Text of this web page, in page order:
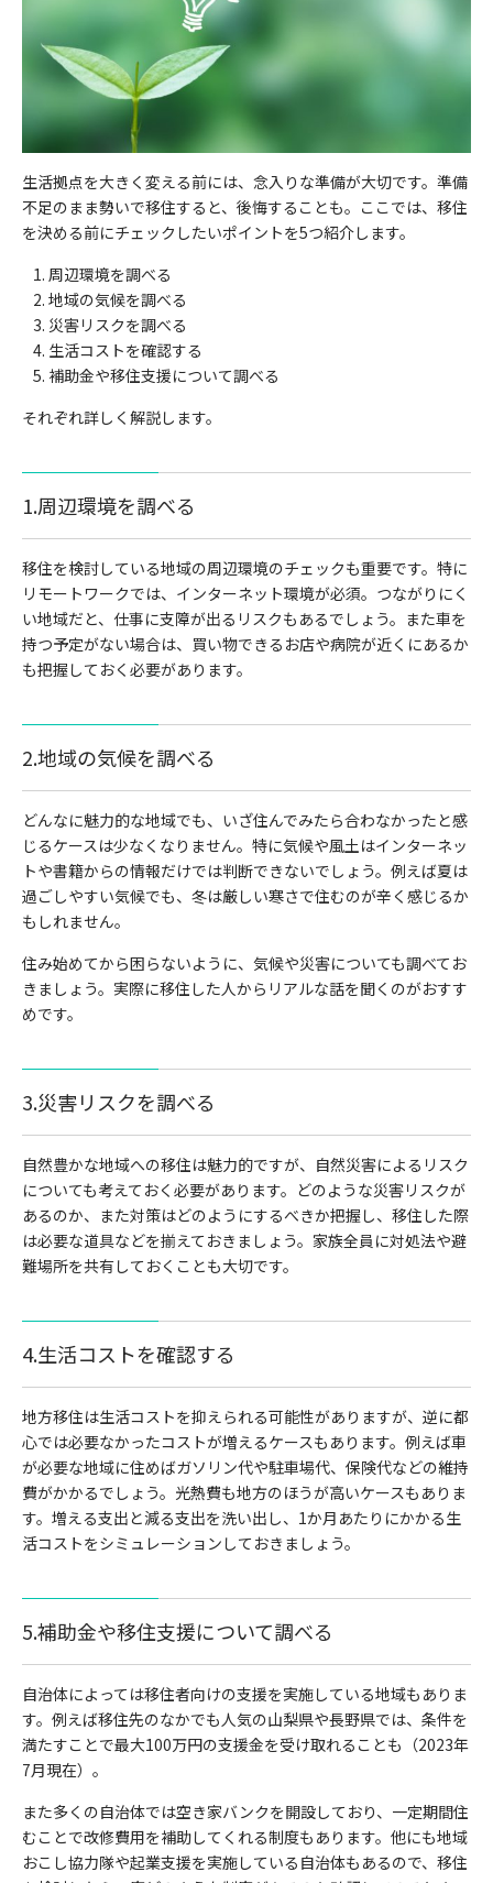
生活拠点を大きく変える前には、念入りな準備が大切です。準備
不足のまま勢いで移住すると、後悔することも。ここでは、移住
を決める前にチェックしたいポイントを5つ紹介します。
周辺環境を調べる
地域の気候を調べる
災害リスクを調べる
生活コストを確認する
補助金や移住支援について調べる
それぞれ詳しく解説します。
1.周辺環境を調べる
移住を検討している地域の周辺環境のチェックも重要です。特に
リモートワークでは、インターネット環境が必須。つながりにく
い地域だと、仕事に支障が出るリスクもあるでしょう。また車を
持つ予定がない場合は、買い物できるお店や病院が近くにあるか
も把握しておく必要があります。
2.地域の気候を調べる
どんなに魅力的な地域でも、いざ住んでみたら合わなかったと感
じるケースは少なくなりません。特に気候や風土はインターネッ
トや書籍からの情報だけでは判断できないでしょう。例えば夏は
過ごしやすい気候でも、冬は厳しい寒さで住むのが辛く感じるか
もしれません。
住み始めてから困らないように、気候や災害についても調べてお
きましょう。実際に移住した人からリアルな話を聞くのがおすす
めです。
3.災害リスクを調べる
自然豊かな地域への移住は魅力的ですが、自然災害によるリスク
についても考えておく必要があります。どのような災害リスクが
あるのか、また対策はどのようにするべきか把握し、移住した際
は必要な道具などを揃えておきましょう。家族全員に対処法や避
難場所を共有しておくことも大切です。
4.生活コストを確認する
地方移住は生活コストを抑えられる可能性がありますが、逆に都
心では必要なかったコストが増えるケースもあります。例えば車
が必要な地域に住めばガソリン代や駐車場代、保険代などの維持
費がかかるでしょう。光熱費も地方のほうが高いケースもありま
す。 増える支出と減る支出を洗い出し、1か月あたりにかかる生
活コストをシミュレーションしておきましょう。
5.補助金や移住支援について調べる
自治体によっては移住者向けの支援を実施している地域もありま
す。 例えば移住先のなかでも人気の山梨県や長野県では、条件を
満たすことで最大100万円の支援金を受け取れることも（2023年
7月現在）。
また多くの自治体では空き家バンクを開設しており、一定期間住
むことで改修費用を補助してくれる制度もあります。他にも地域
おこし協力隊や起業支援を実施している自治体もあるので、移住